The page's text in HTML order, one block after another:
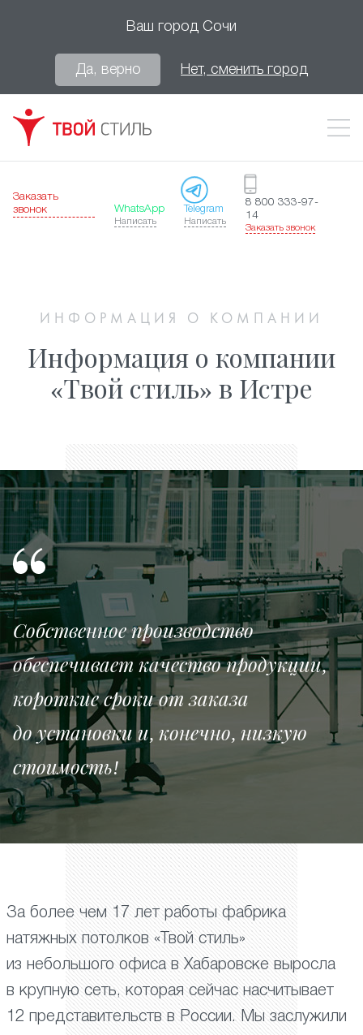
Ваш город Сочи
Да, верно Нет, сменить город
Заказать
звонок
WhatsApp
Написать
Telegram
Написать
8 800 333-97-
14
Заказать звонок
ИНФОРМАЦИЯ О КОМПАНИИ
Информация о компании
«Твой стиль» в Истре
Собственное производство
обеспечивает качество продукции,
короткие сроки от заказа
до установки и, конечно, низкую
стоимость!
За более чем 17 лет работы фабрика
натяжных потолков «Твой стиль»
из небольшого офиса в Хабаровске выросла
в крупную сеть, которая сейчас насчитывает
12 представительств в России. Мы заслужили